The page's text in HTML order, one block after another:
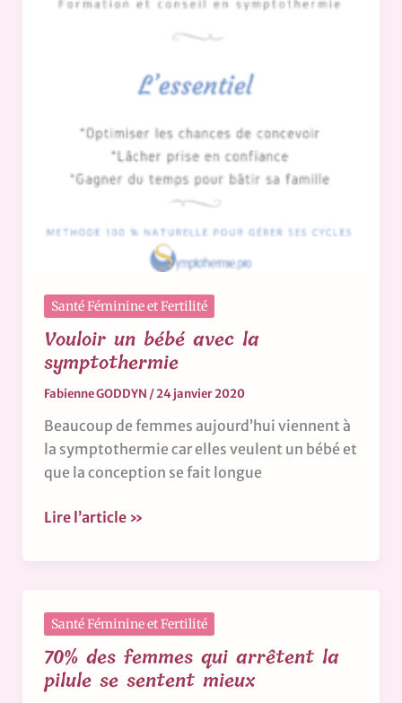
Santé Féminine et Fertilité
Vouloir un bébé avec la
symptothermie
Fabienne GODDYN /24 janvier 2020
Beaucoup de femmes aujourd’hui viennent à
la symptothermie car elles veulent un bébé et
que la conception se fait longue
Lire l’article »
Santé Féminine et Fertilité
70% des femmes qui arrêtent la
pilule se sentent mieux
70%
des
femmes
qui